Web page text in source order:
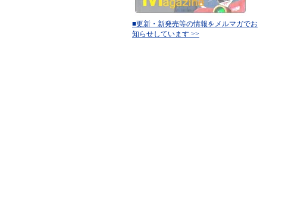
■更新・新発売等の情報をメルマガでお
知らせしています >>